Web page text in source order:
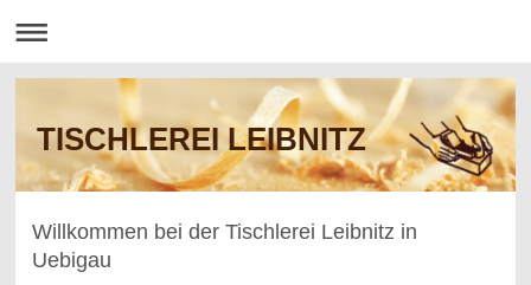
TISCHLEREI LEIBNITZ
Willkommen bei der Tischlerei Leibnitz in
Uebigau